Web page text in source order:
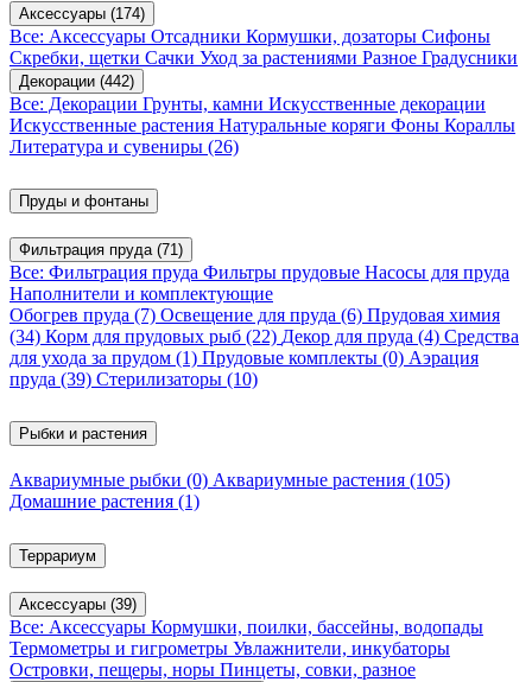
Аксессуары (174)
Все: Аксессуары Отсадники Кормушки, дозаторы Сифоны
Скребки, щетки Сачки Уход за растениями Разное Градусники
Декорации (442)
Все: Декорации Грунты, камни Искусственные декорации
Искусственные растения Натуральные коряги Фоны Кораллы
Литература и сувениры (26)
Пруды и фонтаны
Фильтрация пруда (71)
Все: Фильтрация пруда Фильтры прудовые Насосы для пруда
Наполнители и комплектующие
Обогрев пруда (7) Освещение для пруда (6) Прудовая химия
(34) Корм для прудовых рыб (22) Декор для пруда (4) Средства
для ухода за прудом (1) Прудовые комплекты (0) Аэрация
пруда (39) Стерилизаторы (10)
Рыбки и растения
Аквариумные рыбки (0) Аквариумные растения (105)
Домашние растения (1)
Террариум
Аксессуары (39)
Все: Аксессуары Кормушки, поилки, бассейны, водопады
Термометры и гигрометры Увлажнители, инкубаторы
Островки, пещеры, норы Пинцеты, совки, разное